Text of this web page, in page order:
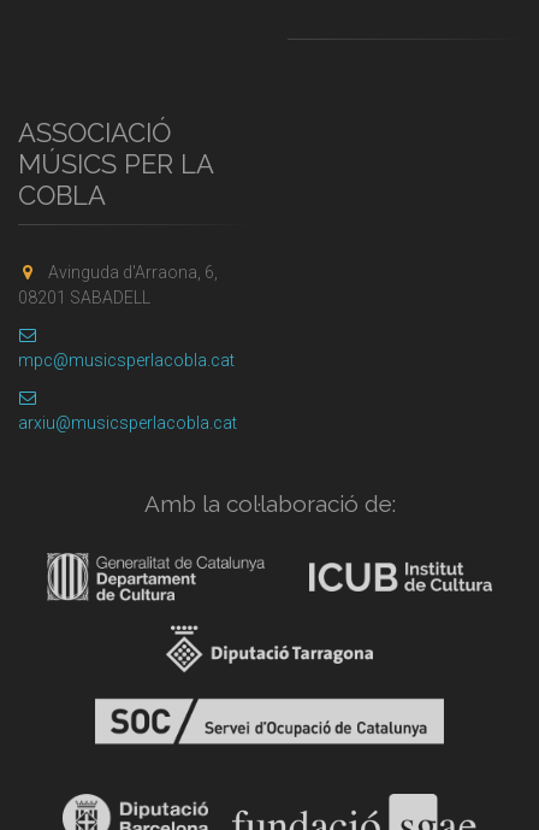
ASSOCIACIÓ
MÚSICS PER LA
COBLA
Avinguda d'Arraona, 6,
08201 SABADELL
mpc@musicsperlacobla.cat
arxiu@musicsperlacobla.cat
Amb la col·laboració de: